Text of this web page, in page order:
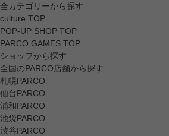
全カテゴリーから探す
culture TOP
POP-UP SHOP TOP
PARCO GAMES TOP
ショップから探す
全国のPARCO店舗から探す
札幌PARCO
仙台PARCO
浦和PARCO
池袋PARCO
渋谷PARCO